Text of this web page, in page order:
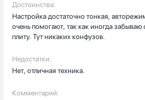
Достоинства:
Настройка достаточно тонкая,
очень помогают, так как иногда забываю
плиту. Тут никаких конфузов.
Недостатки:
Нет, отличная техника.
Комментарий: